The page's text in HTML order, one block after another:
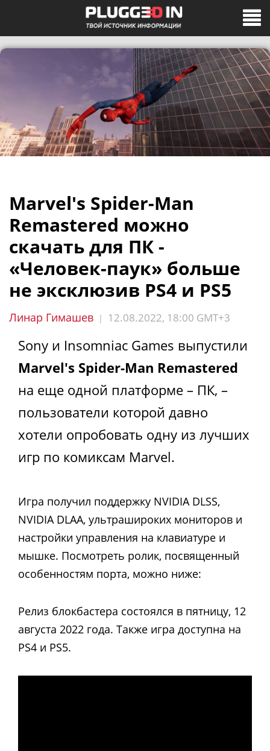
Marvel's Spider-Man
Remastered можно
скачать для ПК -
«Человек-паук» больше
не эксклюзив PS4 и PS5
Линар Гимашев | 12.08.2022, 18:00 GMT+3
Sony и Insomniac Games выпустили
Marvel's Spider-Man Remastered
на еще одной платформе – ПК, –
пользователи которой давно
хотели опробовать одну из лучших
игр по комиксам Marvel.
Игра получил поддержку NVIDIA DLSS,
NVIDIA DLAA, ультрашироких мониторов и
настройки управления на клавиатуре и
мышке. Посмотреть ролик, посвященный
особенностям порта, можно ниже:
Релиз блокбастера состоялся в пятницу, 12
августа 2022 года. Также игра доступна на
PS4 и PS5.